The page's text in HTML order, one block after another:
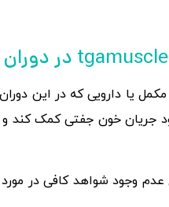
یا دارویی که در این
جریان خون جفتی کمک کند
وجود شواهد کافی در